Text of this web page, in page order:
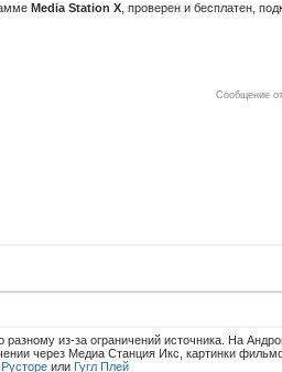
Media Station X , проверен и бесплатен,
Сообщение
разному из-за ограничений источника. На
через Медиа Станция Икс, картинки
Русторе или Гугл Плей